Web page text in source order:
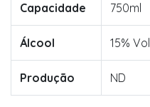
Capacidade 750ml
Álcool 15% Vol
Produção ND